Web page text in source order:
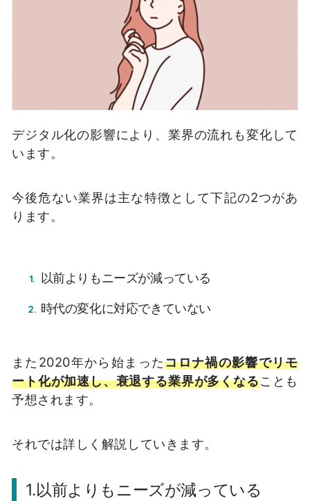
デジタル化の影響により、業界の流れも変化して
います。
今後危ない業界は主な特徴として下記の2つがあ
ります。
以前よりもニーズが減っている
時代の変化に対応できていない
また2020年から始まったコロナ禍の影響でリモ
ート化が加速し、衰退する業界が多くなることも
予想されます。
それでは詳しく解説していきます。
1.以前よりもニーズが減っている